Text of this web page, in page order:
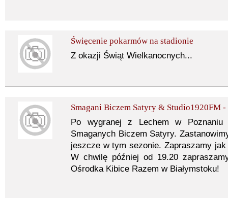
Święcenie pokarmów na stadionie
Z okazji Świąt Wielkanocnych...
Smagani Biczem Satyry & Studio1920FM -
Po wygranej z Lechem w Poznaniu
Smaganych Biczem Satyry.
jeszcze w tym sezonie. Zapraszamy
W chwilę później od 19.20
Ośrodka Kibice Razem w Białymstoku!